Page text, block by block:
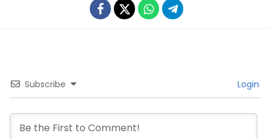
Subscribe Login